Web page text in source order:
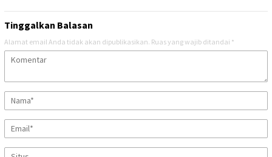
Tinggalkan Balasan
Alamat email Anda tidak akan dipublikasikan. Ruas yang wajib ditandai *